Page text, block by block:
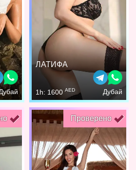
ЛАТИФА
1h: 1600 AED Дубай
Проверено